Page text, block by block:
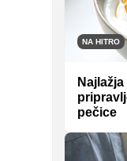
NA HITRO
pečice